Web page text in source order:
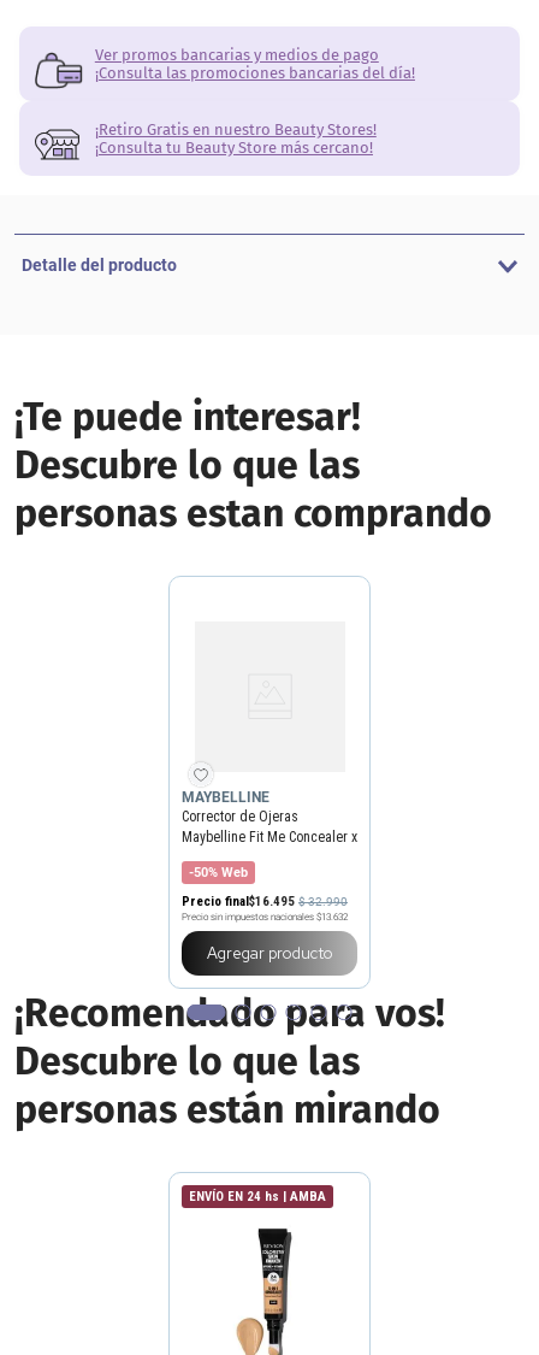
Ver promos bancarias y medios de pago
¡Consulta las promociones bancarias del día!
¡Retiro Gratis en nuestro Beauty Stores!
¡Consulta tu Beauty Store más cercano!
Detalle del producto
¡Te puede interesar!
Descubre lo que las
personas estan comprando
MAYBELLINE
Corrector de Ojeras
Maybelline Fit Me Concealer x
6,8 ml
-50% Web
Precio final$16.495 $32.990
Precio sin impuestos nacionales $13.632
Agregar producto
¡Recomendado para vos!
Descubre lo que las
personas están mirando
ENVÍO EN 24 hs | AMBA